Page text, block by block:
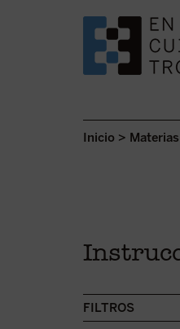
SALTAR AL
Inicio > Materias
FILTROS